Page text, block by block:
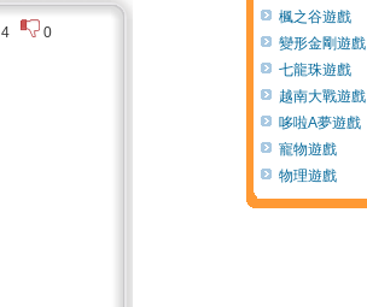
4 0
楓之谷遊戲
變形金剛遊戲
七龍珠遊戲
越南大戰遊戲
哆啦A夢遊戲
寵物遊戲
物理遊戲